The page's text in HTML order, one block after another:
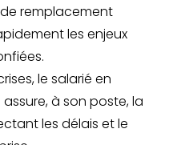
remplacement
les enjeux
le salarié en
à son poste, la
les délais et le